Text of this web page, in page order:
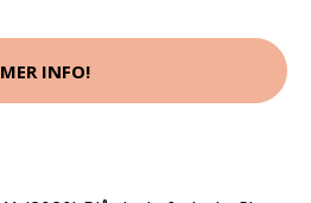
MER INFO!